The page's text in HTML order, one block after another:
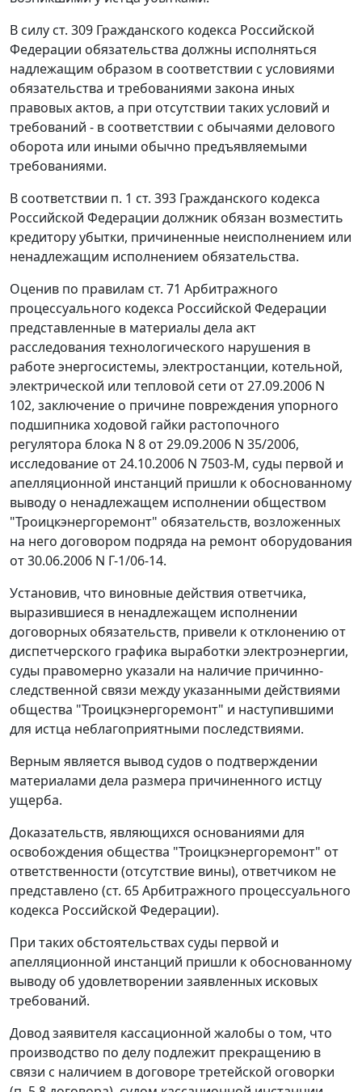
В силу ст. 309 Гражданского кодекса Российской
Федерации обязательства должны исполняться
надлежащим образом в соответствии с условиями
обязательства и требованиями закона иных
правовых актов, а при отсутствии таких условий и
требований - в соответствии с обычаями делового
оборота или иными обычно предъявляемыми
требованиями.
В соответствии п. 1 ст. 393 Гражданского кодекса
Российской Федерации должник обязан возместить
кредитору убытки, причиненные неисполнением или
ненадлежащим исполнением обязательства.
Оценив по правилам ст. 71 Арбитражного
процессуального кодекса Российской Федерации
представленные в материалы дела акт
расследования технологического нарушения в
работе энергосистемы, электростанции, котельной,
электрической или тепловой сети от 27.09.2006 N
102, заключение о причине повреждения упорного
подшипника ходовой гайки растопочного
регулятора блока N 8 от 29.09.2006 N 35/2006,
исследование от 24.10.2006 N 7503-М, суды первой и
апелляционной инстанций пришли к обоснованному
выводу о ненадлежащем исполнении обществом
"Троицкэнергоремонт" обязательств, возложенных
на него договором подряда на ремонт оборудования
от 30.06.2006 N Г-1/06-14.
Установив, что виновные действия ответчика,
выразившиеся в ненадлежащем исполнении
договорных обязательств, привели к отклонению от
диспетчерского графика выработки электроэнергии,
суды правомерно указали на наличие причинно-
следственной связи между указанными действиями
общества "Троицкэнергоремонт" и наступившими
для истца неблагоприятными последствиями.
Верным является вывод судов о подтверждении
материалами дела размера причиненного истцу
ущерба.
Доказательств, являющихся основаниями для
освобождения общества "Троицкэнергоремонт" от
ответственности (отсутствие вины), ответчиком не
представлено (ст. 65Арбитражного процессуального
кодекса Российской Федерации).
При таких обстоятельствах суды первой и
апелляционной инстанций пришли к обоснованному
выводу об удовлетворении заявленных исковых
требований.
Довод заявителя кассационной жалобы о том, что
производство по делу подлежит прекращению в
связи с наличием в договоре третейской оговорки